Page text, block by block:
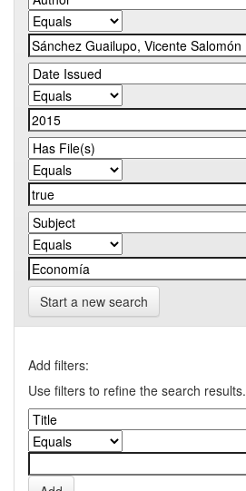
Start a new search
Add filters:
Use filters to refine the search results.